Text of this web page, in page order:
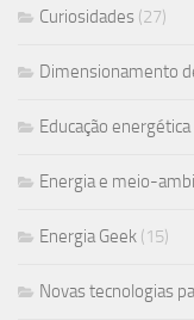
Curiosidades (27)
Dimensionamento
Educação energética
Energia e meio-
Energia Geek (15)
Novas tecnologias